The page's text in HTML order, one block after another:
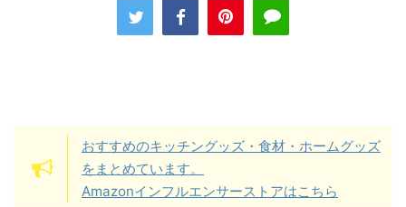
おすすめのキッチングッズ・食材・ホームグッズ
をまとめています。
Amazonインフルエンサーストアはこちら